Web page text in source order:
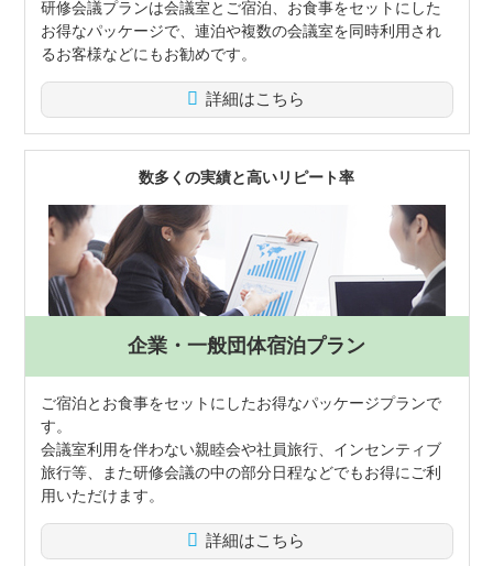
研修会議プランは会議室とご宿泊、お食事をセットにした
お得なパッケージで、連泊や複数の会議室を同時利用され
るお客様などにもお勧めです。
詳細はこちら
数多くの実績と高いリピート率
企業・一般団体宿泊プラン
ご宿泊とお食事をセットにしたお得なパッケージプランで
す。
会議室利用を伴わない親睦会や社員旅行、インセンティブ
旅行等、また研修会議の中の部分日程などでもお得にご利
用いただけます。
詳細はこちら